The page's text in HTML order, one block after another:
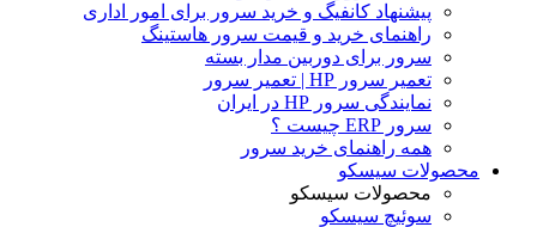
پیشنهاد کانفیگ و خرید سرور برای امور اداری
راهنمای خرید و قیمت سرور هاستینگ
سرور برای دوربین مدار بسته
تعمیر سرور HP | تعمیر سرور
نمایندگی سرور HP در ایران
سرور ERP چیست ؟
همه راهنمای خرید سرور
محصولات سیسکو
محصولات سیسکو
سوئیچ سیسکو